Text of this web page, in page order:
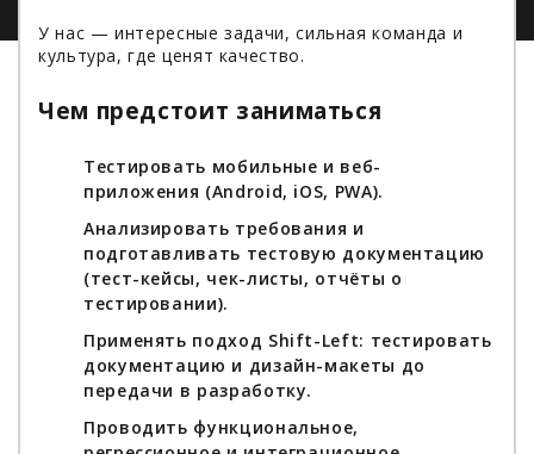
У нас — интересные задачи, сильная команда и
культура, где ценят качество.
Чем предстоит заниматься
Тестировать мобильные и веб-
приложения (Android, iOS, PWA).
Анализировать требования и
подготавливать тестовую документацию
(тест-кейсы, чек-листы, отчёты о
тестировании).
Применять подход Shift-Left: тестировать
документацию и дизайн-макеты до
передачи в разработку.
Проводить функциональное,